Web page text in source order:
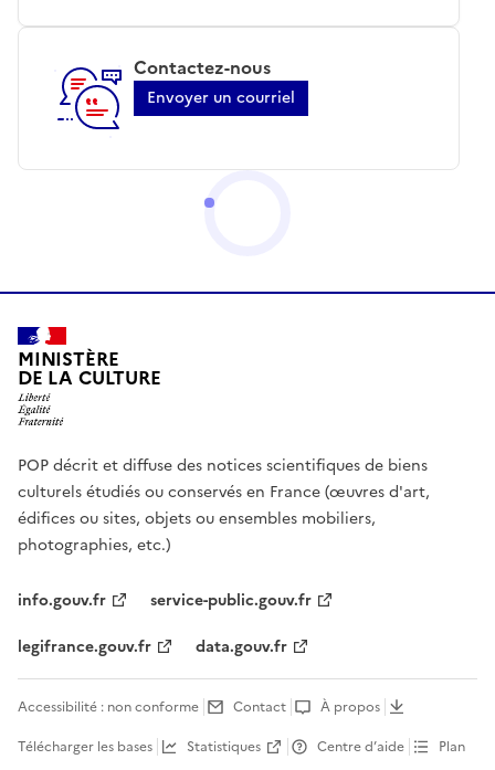
Contactez-nous
Envoyer un courriel
MINISTÈRE
DE LA CULTURE
POP décrit et diffuse des notices scientifiques de biens
culturels étudiés ou conservés en France (œuvres d'art,
édifices ou sites, objets ou ensembles mobiliers,
photographies, etc.)
info.gouv.fr
service-public.gouv.fr
legifrance.gouv.fr
data.gouv.fr
Accessibilité : non conforme Contact
À propos
Télécharger les bases
Statistiques Centre d’aide Plan